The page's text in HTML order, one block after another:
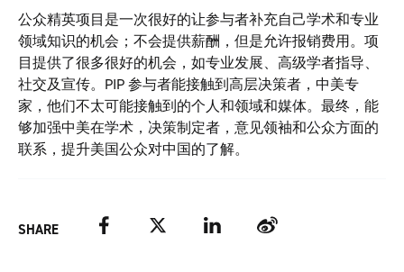
公众精英项目是一次很好的让参与者补充自己学术和专业
领域知识的机会；不会提供薪酬，但是允许报销费用。项
目提供了很多很好的机会，如专业发展、高级学者指导、
社交及宣传。PIP 参与者能接触到高层决策者，中美专
家，他们不太可能接触到的个人和领域和媒体。最终，能
够加强中美在学术，决策制定者，意见领袖和公众方面的
联系，提升美国公众对中国的了解。
SHARE Facebook Twitter LinkedIn Weibo